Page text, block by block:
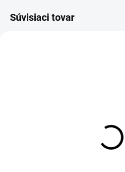
Súvisiaci tovar